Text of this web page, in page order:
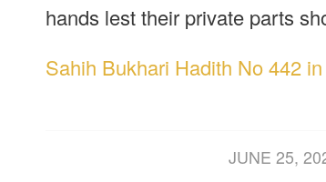
hands lest their private parts
Sahih Bukhari Hadith No 442
JUNE 25,
/